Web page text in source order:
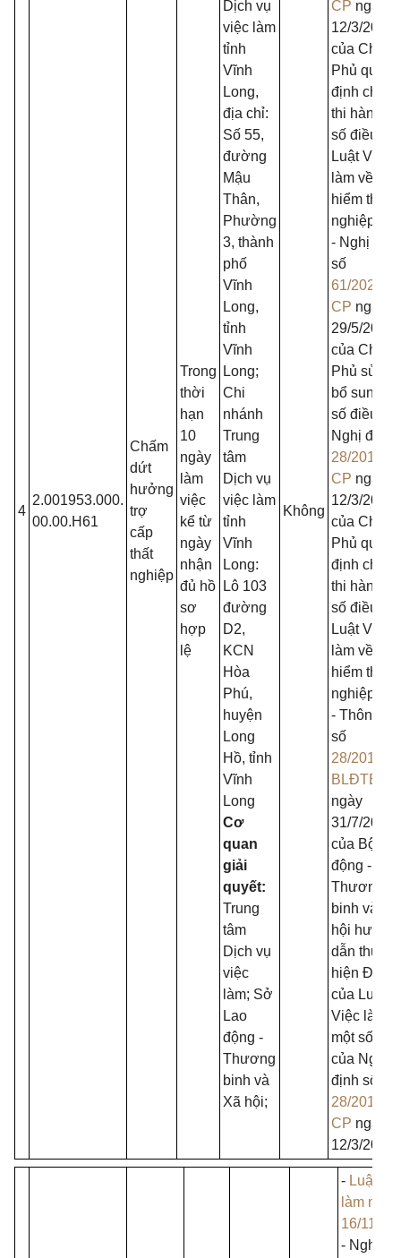
4
2.001953.000.
00.00.H61
Chấm
dứt
hưởng
trợ
cấp
thất
nghiệp
Trong
thời
hạn
10
ngày
làm
việc
kể từ
ngày
nhận
đủ hồ
sơ
hợp
lệ
Dịch vụ
việc làm
tỉnh
Vĩnh
Long,
địa chỉ:
Số 55,
đường
Mậu
Thân,
Phường
3, thành
phố
Vĩnh
Long,
tỉnh
Vĩnh
Long;
Chi
nhánh
Trung
tâm
Dịch vụ
việc làm
tỉnh
Vĩnh
Long:
Lô 103
đường
D2,
KCN
Hòa
Phú,
huyện
Long
Hồ, tỉnh
Vĩnh
Long
Cơ
quan
giải
quyết:
Trung
tâm
Dịch vụ
việc
làm; Sở
Lao
động -
Thương
binh và
Xã hội;
Không
CP ngày
12/3/2015
của Chính
Phủ quy
định chi
thi hành
số điều
Luật Việc
làm về bảo
hiểm thất
nghiệp;
- Nghị định
số
61/2020/
CP ngày
29/5/2020
của Chính
Phủ sửa
bổ sung
số điều
Nghị định
28/2015/
CP ngày
12/3/2015
của Chính
Phủ quy
định chi
thi hành
số điều
Luật Việc
làm về bảo
hiểm thất
nghiệp;
- Thông tư
số
28/2015/
BLĐTBXH
ngày
31/7/2015
của Bộ
động -
Thương
binh và Xã
hội hướng
dẫn thực
hiện Điều
của Luật
Việc làm
một số
của Nghị
định số
28/2015/
CP ngày
12/3/2015
- Luật
làm ngày
16/11/
- Nghị